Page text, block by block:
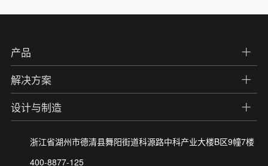
产品
解决方案
设计与制造
浙江省湖州市德清县舞阳街道科源路中科产业大楼B区9幢7楼
400-8877-125